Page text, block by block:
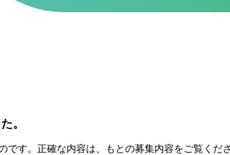
。
です。正確な内容は、もとの募集内容をご覧くだ